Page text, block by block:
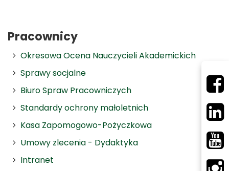
Pracownicy
Okresowa Ocena Nauczycieli Akademickich
Sprawy socjalne
Biuro Spraw Pracowniczych
Standardy ochrony małoletnich
Kasa Zapomogowo-Pożyczkowa
Umowy zlecenia - Dydaktyka
Intranet